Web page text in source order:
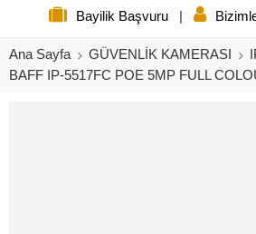
Bayilik Başvuru
Ana Sayfa GÜVENLİK KAMERASI
BAFF IP-5517FC POE 5MP FULL